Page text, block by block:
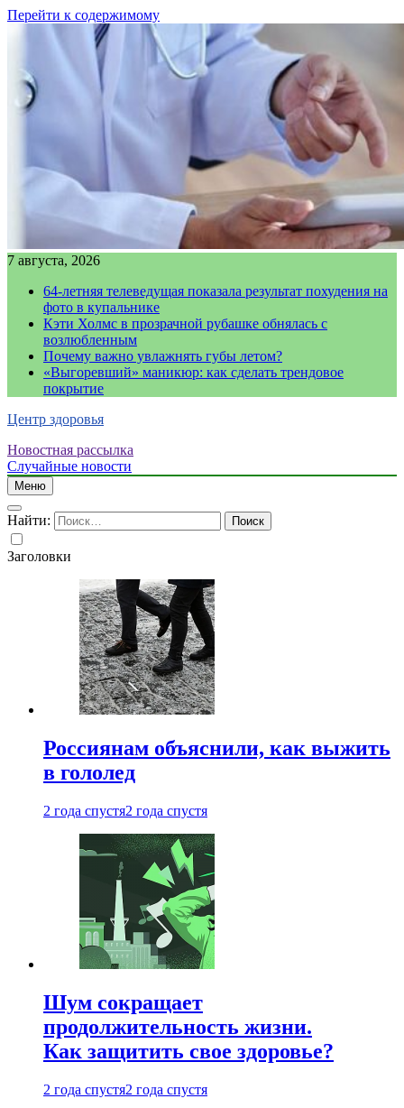
Перейти к содержимому
7 августа, 2026
64-летняя телеведущая показала результат похудения на
фото в купальнике
Кэти Холмс в прозрачной рубашке обнялась с
возлюбленным
Почему важно увлажнять губы летом?
«Выгоревший» маникюр: как сделать трендовое
покрытие
Центр здоровья
Новостная рассылка
Случайные новости
Меню
Найти:
Заголовки
Россиянам объяснили, как выжить
в гололед
2 года спустя2 года спустя
Шум сокращает
продолжительность жизни.
Как защитить свое здоровье?
2 года спустя2 года спустя